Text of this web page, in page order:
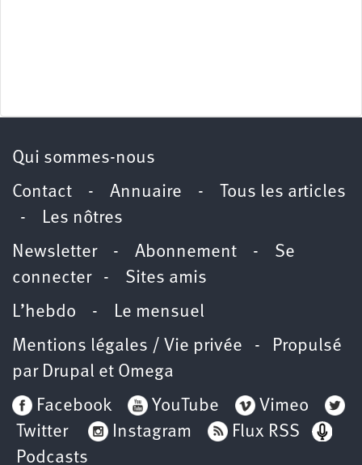
Qui sommes-nous
Contact - Annuaire - Tous les articles
-
Les nôtres
Newsletter- Abonnement - Se
connecter- Sites amis
L’hebdo -
Le mensuel
Mentions légales / Vie privée - Propulsé
par Drupal et Omega
Facebook
YouTube
Vimeo
Twitter
Instagram
Flux RSS
Podcasts